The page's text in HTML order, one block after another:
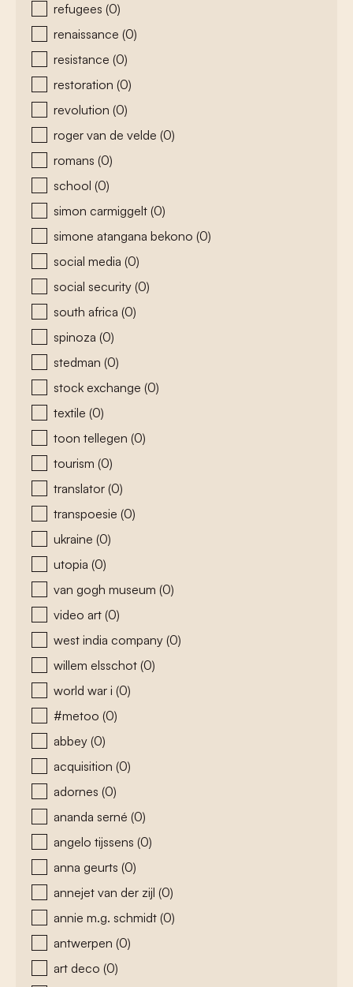
refugees (0)
renaissance (0)
resistance (0)
restoration (0)
revolution (0)
roger van de velde (0)
romans (0)
school (0)
simon carmiggelt (0)
simone atangana bekono (0)
social media (0)
social security (0)
south africa (0)
spinoza (0)
stedman (0)
stock exchange (0)
textile (0)
toon tellegen (0)
tourism (0)
translator (0)
transpoesie (0)
ukraine (0)
utopia (0)
van gogh museum (0)
video art (0)
west india company (0)
willem elsschot (0)
world war i (0)
#metoo (0)
abbey (0)
acquisition (0)
adornes (0)
ananda serné (0)
angelo tijssens (0)
anna geurts (0)
annejet van der zijl (0)
annie m.g. schmidt (0)
antwerpen (0)
art deco (0)